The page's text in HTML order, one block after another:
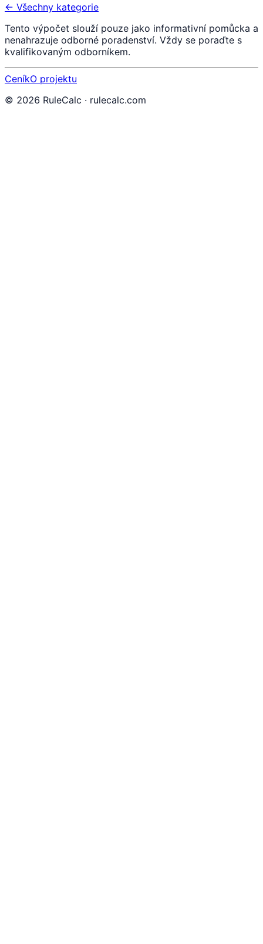
← Všechny kategorie
Tento výpočet slouží pouze jako informativní pomůcka a
nenahrazuje odborné poradenství. Vždy se poraďte s
kvalifikovaným odborníkem.
CeníkO projektu
© 2026 RuleCalc · rulecalc.com